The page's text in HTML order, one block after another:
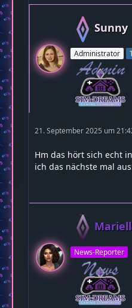
Sunny
Administrator
21. September 2025 um
Hm das hört sich echt
ich das nächste mal
News-Reporter